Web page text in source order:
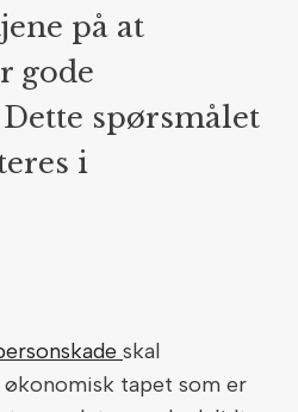
på at
gode
spørsmålet
i
skal
tapet som er